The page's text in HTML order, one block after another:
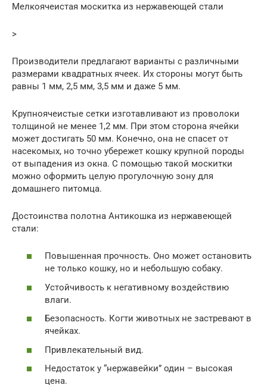
Мелкоячеистая москитка из нержавеющей стали
>
Производители предлагают варианты с различными
размерами квадратных ячеек. Их стороны могут быть
равны 1 мм, 2,5 мм, 3,5 мм и даже 5 мм.
Крупноячеистые сетки изготавливают из проволоки
толщиной не менее 1,2 мм. При этом сторона ячейки
может достигать 50 мм. Конечно, она не спасет от
насекомых, но точно убережет кошку крупной породы
от выпадения из окна. С помощью такой москитки
можно оформить целую прогулочную зону для
домашнего питомца.
Достоинства полотна Антикошка из нержавеющей
стали:
Повышенная прочность. Оно может остановить
не только кошку, но и небольшую собаку.
Устойчивость к негативному воздействию
влаги.
Безопасность. Когти животных не застревают в
ячейках.
Привлекательный вид.
Недостаток у “нержавейки” один – высокая
цена.